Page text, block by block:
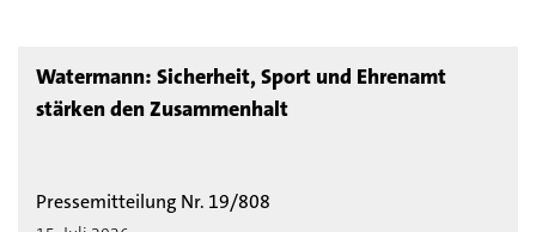
Watermann: Sicherheit, Sport und Ehrenamt
stärken den Zusammenhalt
Pressemitteilung Nr. 19/808